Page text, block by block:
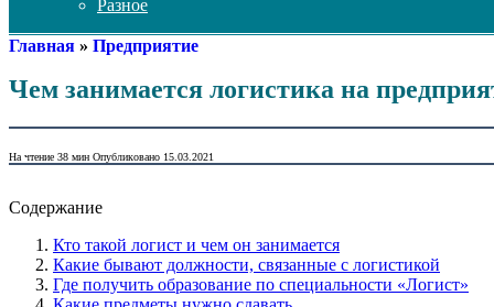
Разное
Главная » Предприятие
Чем занимается логистика на
На чтение 38 мин Опубликовано 15.03.2021
Содержание
Кто такой логист и чем он занимается
Какие бывают должности, связанные с логистикой
Где получить образование по специальности «Логист»